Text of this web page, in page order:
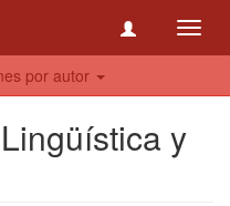
por autor
y